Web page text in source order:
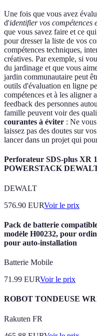
Une fois que vous avez
d'identifier vos compétences
que vous savez faire et ce
pour dresser la liste de vos
compétences techniques,
créatives. Par exemple, si
du jardinage et que vous
jardin communautaire peut
outils d'évaluation en ligne
compétences et à les aligner
feedback des personnes
famille peuvent voir des
courantes à éviter : Ne
laissez pas des doutes sur
lancer dans un projet qui
Perforateur SDS-plus XR
POWERSTACK
DEWALT
576.90 EURVoir le prix
Pack de batterie
modèle H00232, pour
pour auto-installation
Batterie Mobile
71.99 EURVoir le prix
ROBOT TONDEUSE
Rakuten FR